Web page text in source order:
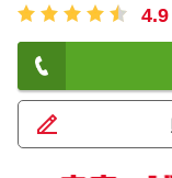
4.9